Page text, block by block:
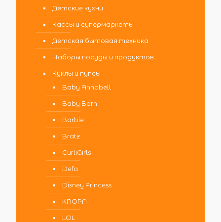
Детские кухни
Кассы и супермаркеты
Детская бытовая техника
Наборы посуды и продуктов
Куклы и пупсы
Baby Annabell
Baby Born
Barbie
Bratz
CurliGirls
Defa
Disney Princess
KNOPA
LOL